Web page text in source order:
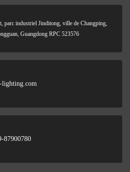
parc industriel Jinditong, ville de Changping,
Guangdong RPC 523576
lighting.com
87900780